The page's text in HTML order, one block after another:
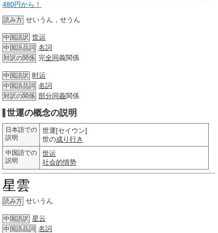
480円から！
読み方 せいうん，せうん
中国語訳 世运
中国語品詞 名詞
対訳の関係 完全同義関係
中国語訳 时运
中国語品詞 名詞
対訳の関係 部分同義関係
世運の概念の説明
日本語での
説明
世運[セイウン]
世の成り行き
中国語での
説明
世运
社会的情势
星雲
読み方 せいうん
中国語訳 星云
中国語品詞 名詞